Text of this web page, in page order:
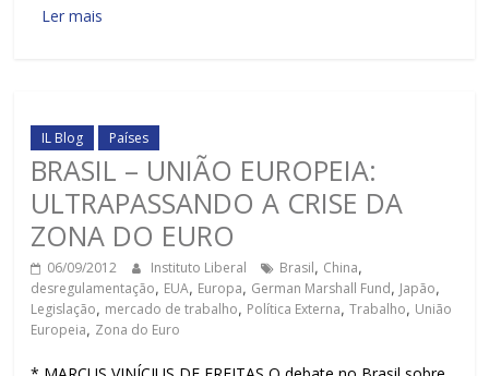
Ler mais
IL Blog Países
BRASIL – UNIÃO EUROPEIA:
ULTRAPASSANDO A CRISE DA
ZONA DO EURO
06/09/2012 Instituto Liberal Brasil, China,
desregulamentação, EUA, Europa, German Marshall Fund, Japão,
Legislação, mercado de trabalho, Política Externa,Trabalho, União
Europeia, Zona do Euro